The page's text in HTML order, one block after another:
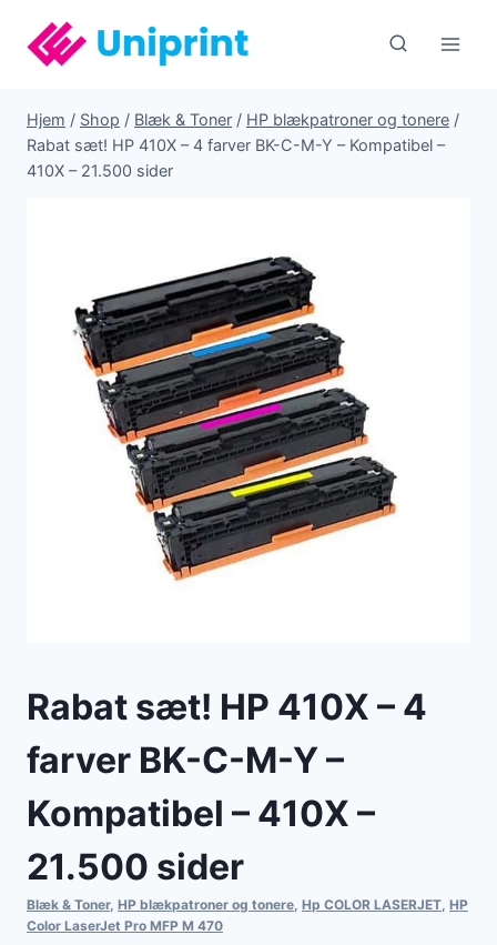
indhold
Hjem / Shop / Blæk & Toner / HP blækpatroner og tonere /
Rabat sæt! HP 410X – 4 farver BK-C-M-Y – Kompatibel –
410X – 21.500 sider
Rabat sæt! HP 410X – 4
farver BK-C-M-Y –
Kompatibel – 410X –
21.500 sider
Blæk & Toner, HP blækpatroner og tonere, Hp COLOR LASERJET, HP
Color LaserJet Pro MFP M 470